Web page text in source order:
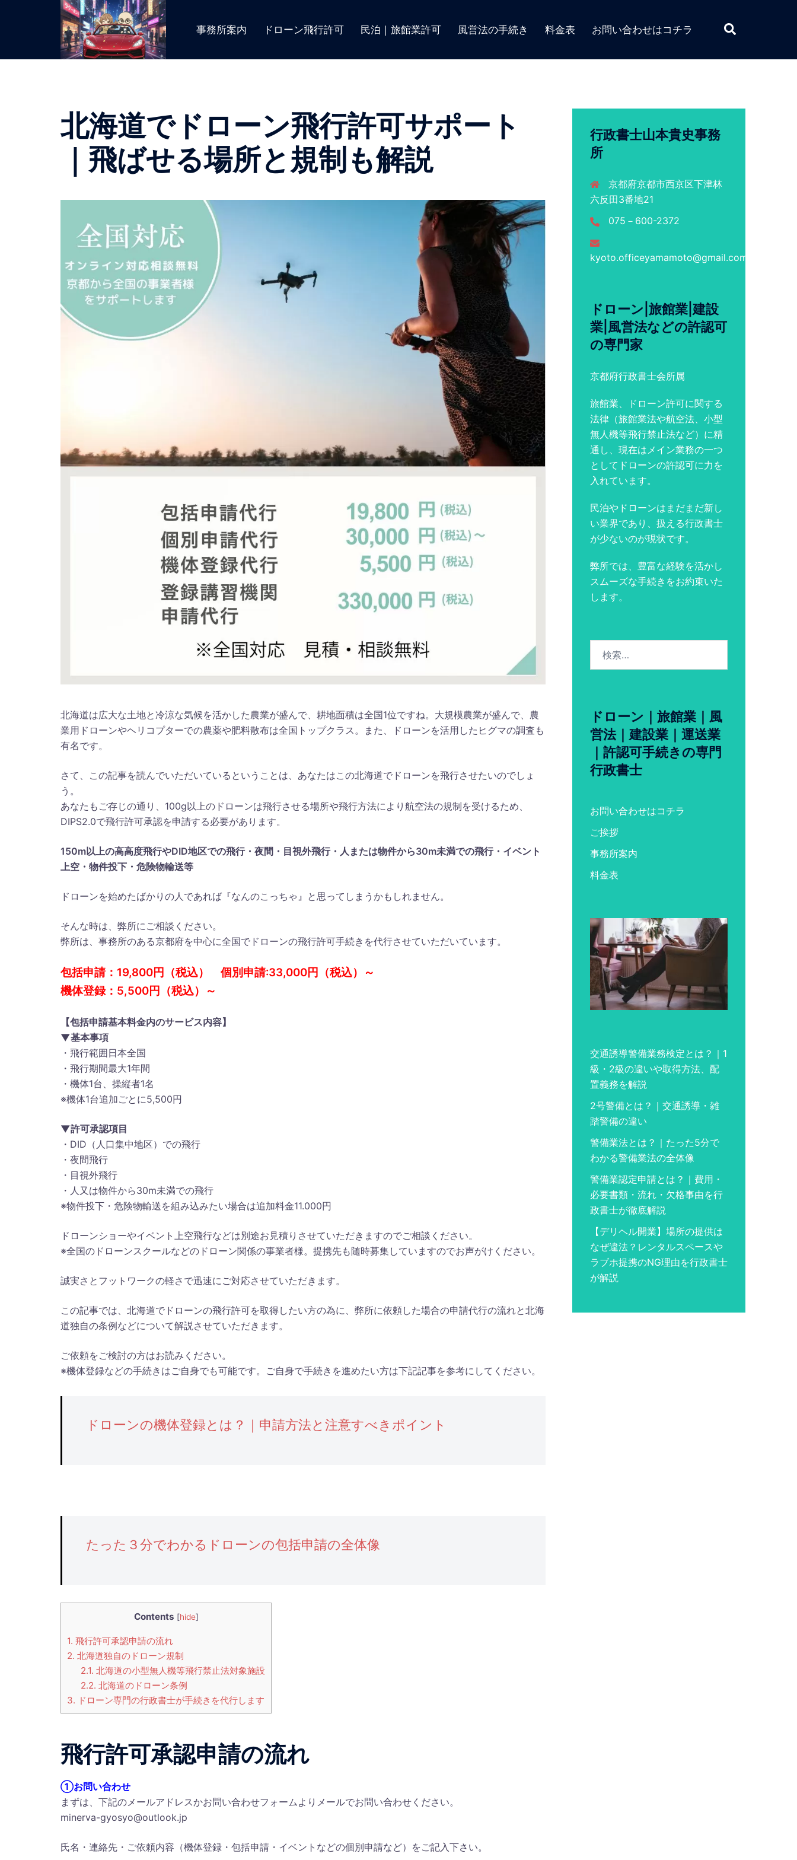
事務所案内 ドローン飛行許可 民泊｜旅館業許可 風営法の手続き 料金表 お問い合わせはコチラ
検
索
北海道でドローン飛行許可サポート
｜飛ばせる場所と規制も解説
北海道は広大な土地と冷涼な気候を活かした農業が盛んで、耕地面積は全国1位ですね。大規模農業が盛んで、農
業用ドローンやヘリコプターでの農薬や肥料散布は全国トップクラス。また、ドローンを活用したヒグマの調査も
有名です。
さて、この記事を読んでいただいているということは、あなたはこの北海道でドローンを飛行させたいのでしょ
う。
あなたもご存じの通り、100g以上のドローンは飛行させる場所や飛行方法により航空法の規制を受けるため、
DIPS2.0で飛行許可承認を申請する必要があります。
150m以上の高高度飛行やDID地区での飛行・夜間・目視外飛行・人または物件から30m未満での飛行・イベント
上空・物件投下・危険物輸送等
ドローンを始めたばかりの人であれば『なんのこっちゃ』と思ってしまうかもしれません。
そんな時は、弊所にご相談ください。
弊所は、事務所のある京都府を中心に全国でドローンの飛行許可手続きを代行させていただいています。
包括申請：19,800円（税込） 個別申請:33,000円（税込）～
機体登録：5,500円（税込）～
【包括申請基本料金内のサービス内容】
▼基本事項
・飛行範囲日本全国
・飛行期間最大1年間
・機体1台、操縦者1名
※機体1台追加ごとに5,500円
▼許可承認項目
・DID（人口集中地区）での飛行
・夜間飛行
・目視外飛行
・人又は物件から30m未満での飛行
※物件投下・危険物輸送を組み込みたい場合は追加料金11.000円
ドローンショーやイベント上空飛行などは別途お見積りさせていただきますのでご相談ください。
※全国のドローンスクールなどのドローン関係の事業者様。提携先も随時募集していますのでお声がけください。
誠実さとフットワークの軽さで迅速にご対応させていただきます。
この記事では、北海道でドローンの飛行許可を取得したい方の為に、弊所に依頼した場合の申請代行の流れと北海
道独自の条例などについて解説させていただきます。
ご依頼をご検討の方はお読みください。
※機体登録などの手続きはご自身でも可能です。ご自身で手続きを進めたい方は下記記事を参考にしてください。
ドローンの機体登録とは？｜申請方法と注意すべきポイント
たった３分でわかるドローンの包括申請の全体像
Contents [hide]
1. 飛行許可承認申請の流れ
2. 北海道独自のドローン規制
2.1. 北海道の小型無人機等飛行禁止法対象施設
2.2. 北海道のドローン条例
3. ドローン専門の行政書士が手続きを代行します
飛行許可承認申請の流れ
①お問い合わせ
まずは、下記のメールアドレスかお問い合わせフォームよりメールでお問い合わせください。
minerva-gyosyo@outlook.jp
氏名・連絡先・ご依頼内容（機体登録・包括申請・イベントなどの個別申請など）をご記入下さい。
行政書士山本貴史事務
所
京都府京都市西京区下津林
六反田3番地21
075－600-2372
kyoto.officeyamamoto@gmail.com
ドローン|旅館業|建設
業|風営法などの許認可
の専門家
京都府行政書士会所属
旅館業、ドローン許可に関する
法律（旅館業法や航空法、小型
無人機等飛行禁止法など）に精
通し、現在はメイン業務の一つ
としてドローンの許認可に力を
入れています。
民泊やドローンはまだまだ新し
い業界であり、扱える行政書士
が少ないのが現状です。
弊所では、豊富な経験を活かし
スムーズな手続きをお約束いた
します。
ドローン｜旅館業｜風
営法｜建設業｜運送業
｜許認可手続きの専門
行政書士
お問い合わせはコチラ
ご挨拶
事務所案内
料金表
交通誘導警備業務検定とは？｜1
級・2級の違いや取得方法、配
置義務を解説
2号警備とは？｜交通誘導・雑
踏警備の違い
警備業法とは？｜たった5分で
わかる警備業法の全体像
警備業認定申請とは？｜費用・
必要書類・流れ・欠格事由を行
政書士が徹底解説
【デリヘル開業】場所の提供は
なぜ違法？レンタルスペースや
ラブホ提携のNG理由を行政書士
が解説